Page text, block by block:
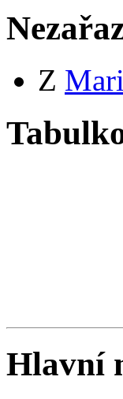
Z
Hlavní